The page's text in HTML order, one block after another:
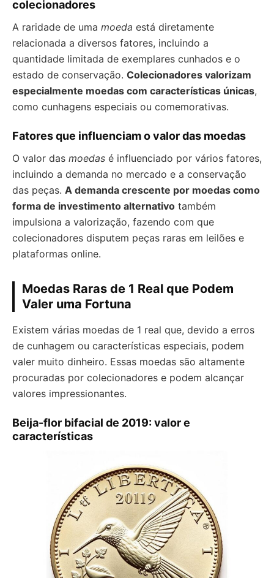
colecionadores
A raridade de uma moeda está diretamente
relacionada a diversos fatores, incluindo a
quantidade limitada de exemplares cunhados e o
estado de conservação. Colecionadores valorizam
especialmente moedas com características únicas,
como cunhagens especiais ou comemorativas.
Fatores que influenciam o valor das moedas
O valor das moedas é influenciado por vários fatores,
incluindo a demanda no mercado e a conservação
das peças. A demanda crescente por moedas como
forma de investimento alternativo também
impulsiona a valorização, fazendo com que
colecionadores disputem peças raras em leilões e
plataformas online.
Moedas Raras de 1 Real que Podem
Valer uma Fortuna
Existem várias moedas de 1 real que, devido a erros
de cunhagem ou características especiais, podem
valer muito dinheiro. Essas moedas são altamente
procuradas por colecionadores e podem alcançar
valores impressionantes.
Beija-flor bifacial de 2019: valor e
características